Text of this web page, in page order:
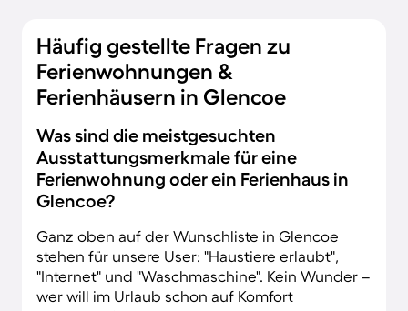
Häufig gestellte Fragen zu
Ferienwohnungen &
Ferienhäusern in Glencoe
Was sind die meistgesuchten
Ausstattungsmerkmale für eine
Ferienwohnung oder ein Ferienhaus in
Glencoe?
Ganz oben auf der Wunschliste in Glencoe
stehen für unsere User: "Haustiere erlaubt",
"Internet" und "Waschmaschine". Kein Wunder –
wer will im Urlaub schon auf Komfort